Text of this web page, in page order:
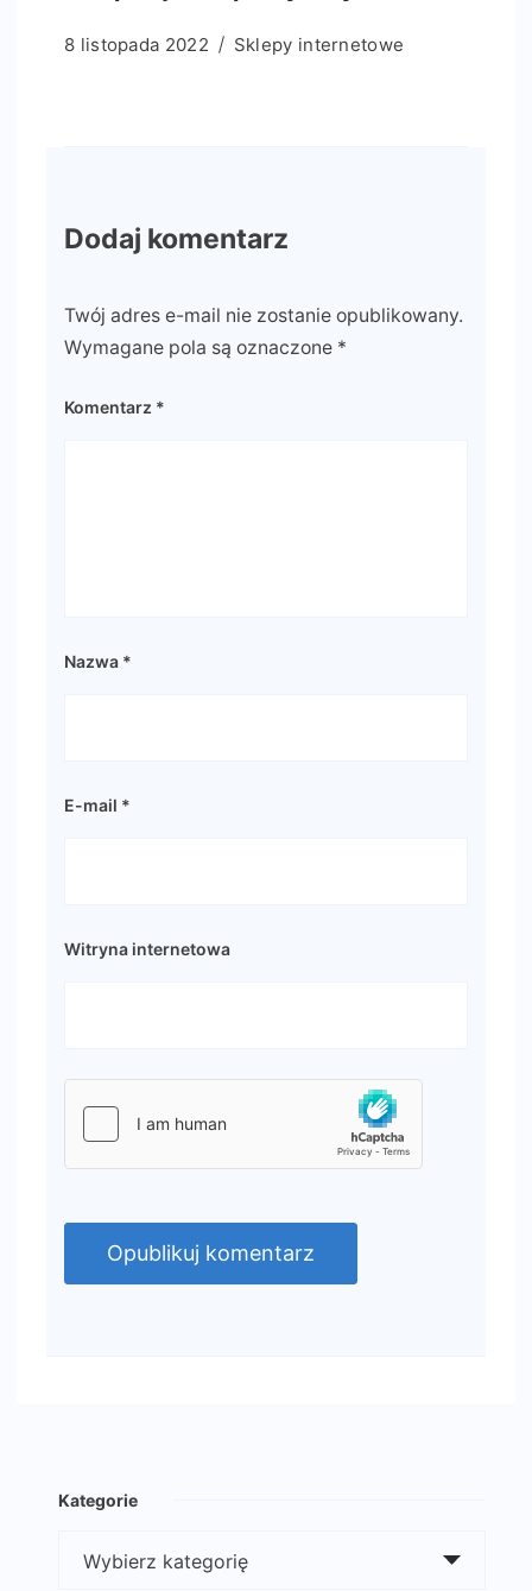
8 listopada 2022 Sklepy internetowe
Dodaj komentarz
Twój adres e-mail nie zostanie opublikowany.
Wymagane pola są oznaczone *
Komentarz *
Nazwa *
E-mail *
Witryna internetowa
Kategorie
Kategorie